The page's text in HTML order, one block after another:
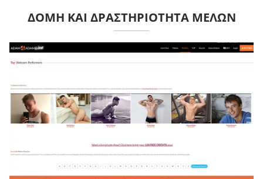
ΔΟΜΉ ΚΑΙ ΔΡΑΣΤΗΡΙΌΤΗΤΑ ΜΕΛΏΝ